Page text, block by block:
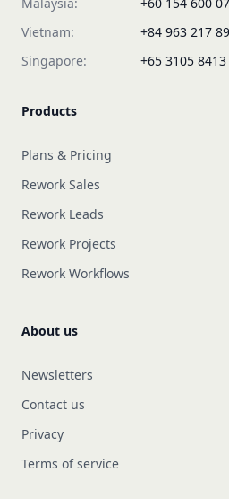
Malaysia:
+60 154 600
Vietnam:
+84 963 217
Singapore:
+65 3105 8413
Products
Plans & Pricing
Rework Sales
Rework Leads
Rework Projects
Rework Workflows
About us
Newsletters
Contact us
Privacy
Terms of service